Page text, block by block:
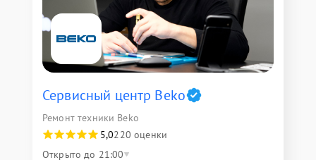
Сервисный центр Beko
Ремонт техники Beko
5,0220 оценки
Открыто до 21:00